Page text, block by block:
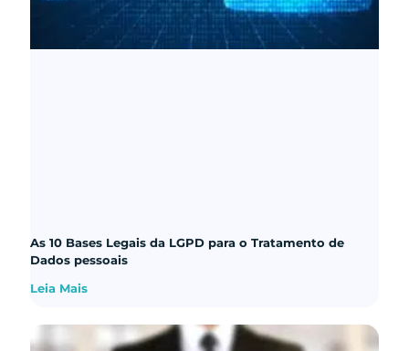
As 10 Bases Legais da LGPD para o Tratamento de
Dados pessoais
Leia Mais